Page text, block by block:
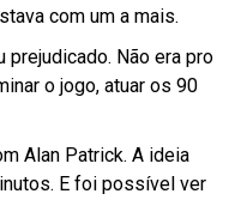
com um a mais.
prejudicado. Não era pro
o jogo, atuar os 90
Alan Patrick. A ideia
E foi possível ver